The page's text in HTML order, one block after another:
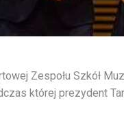
Zespołu Szkół
której prezydent